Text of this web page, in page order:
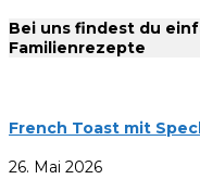
Bei uns findest du
Familienrezepte
French Toast mit
26. Mai 2026